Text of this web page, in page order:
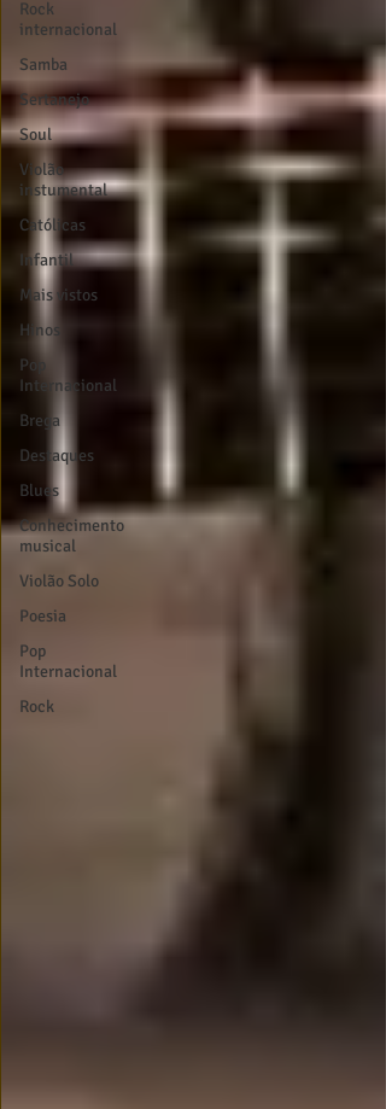
Rock
internacional
Samba
Sertanejo
Soul
Violão
instumental
Católicas
Infantil
Mais vistos
Hinos
Pop
Internacional
Brega
Destaques
Blues
Conhecimento
musical
Violão Solo
Poesia
Pop
Internacional
Rock